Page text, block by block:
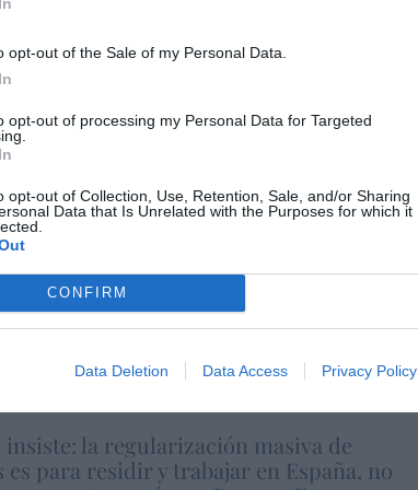
opt-out of the Sale of my Personal Data.
opt-out of processing my Personal Data for Targeted
opt-out of Collection, Use, Retention, Sale, and/or Sharing
Data that Is Unrelated with the Purposes for which it
CONFIRM
Data Deletion Data Access Privacy Policy
por la Policía Canaria, por
especialmente delicado para
bajo el foco por la investigación judicial
en centros de menores migrantes que
medios informaron del cierre de dos
de diligencias dirigidas por un juzgado
infancia.
insiste: la regularización masiva de
para residir y trabajar en España, no